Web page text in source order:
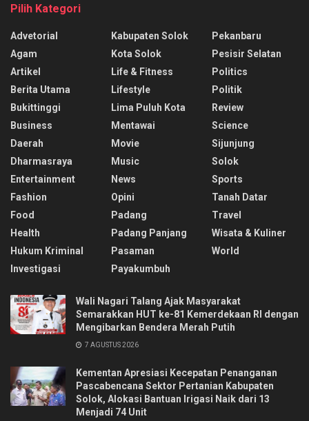
Pilih Kategori
Advetorial
Agam
Artikel
Berita Utama
Bukittinggi
Business
Daerah
Dharmasraya
Entertainment
Fashion
Food
Health
Hukum Kriminal
Investigasi
Kabupaten Solok
Kota Solok
Life & Fitness
Lifestyle
Lima Puluh Kota
Mentawai
Movie
Music
News
Opini
Padang
Padang Panjang
Pasaman
Payakumbuh
Pekanbaru
Pesisir Selatan
Politics
Politik
Review
Science
Sijunjung
Solok
Sports
Tanah Datar
Travel
Wisata & Kuliner
World
Wali Nagari Talang Ajak Masyarakat
Semarakkan HUT ke-81 Kemerdekaan RI dengan
Mengibarkan Bendera Merah Putih
7 AGUSTUS 2026
Kementan Apresiasi Kecepatan Penanganan
Pascabencana Sektor Pertanian Kabupaten
Solok, Alokasi Bantuan Irigasi Naik dari 13
Menjadi 74 Unit